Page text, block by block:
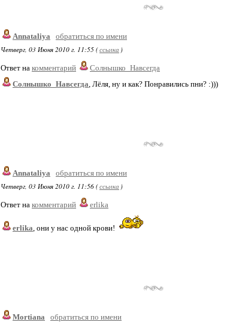
Annataliya
обратиться по имени
Четверг, 03 Июня 2010 г. 11:55 (ссылка )
Ответ на комментарий
Солнышко_Навсегда
Солнышко_Навсегда, Лёля, ну и как? Понравились пни? :)))
Annataliya
обратиться по имени
Четверг, 03 Июня 2010 г. 11:56 (ссылка )
Ответ на комментарий erlika
erlika, они у нас одной крови!
Mortiana
обратиться по имени